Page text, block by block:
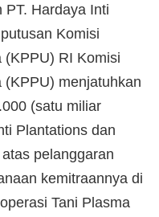
PT. Hardaya Inti
Komisi
(KPPU) RI Komisi
menjatuhkan
(satu miliar
Plantations dan
pelanggaran
kemitraannya di
Tani Plasma